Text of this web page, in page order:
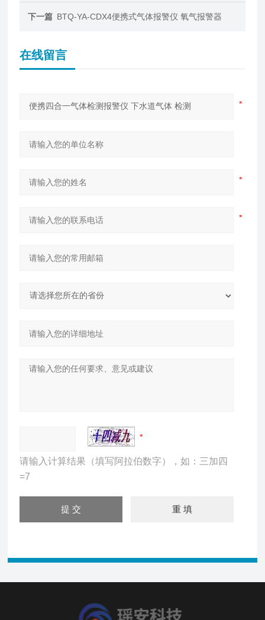
下一篇 BTQ-YA-CDX4便携式气体报警仪 氧气报警器
在线留言
请输入计算结果（填写阿拉伯数字），如：三加四
=7